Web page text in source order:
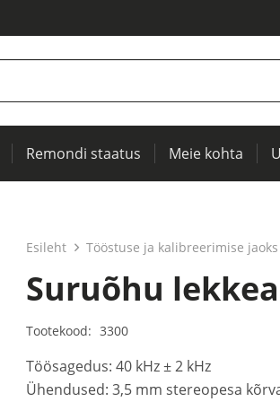
Remondi staatus Meie kohta
Esileht Tööstuse ja kalibreerimise jaoks
Suruõhu
Tootekood: 3300
Töösagedus: 40 kHz ± 2 kHz
Ühendused: 3,5 mm stereopesa